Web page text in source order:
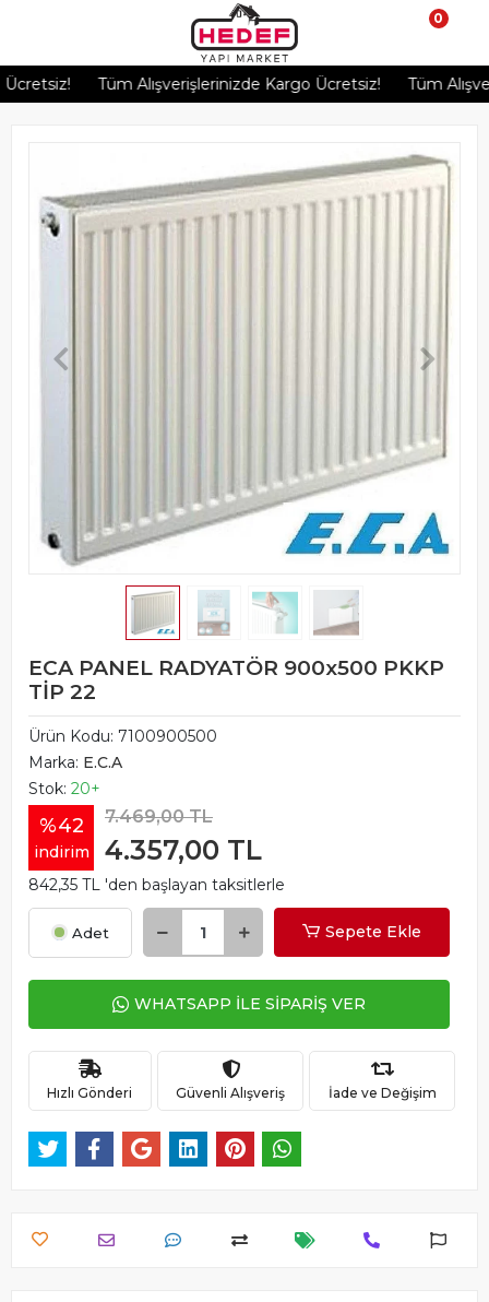
Tüm Alışverişlerinizde Kargo Ücretsiz! Tüm
0
ECA PANEL RADYATÖR 900x500 PKKP
TİP 22
Ürün Kodu: 7100900500
Marka: E.C.A
Stok: 20+
%42
indirim
7.469,00 TL
4.357,00 TL
842,35 TL 'den başlayan taksitlerle
Adet Sepete Ekle
WHATSAPP İLE SİPARİŞ VER
Hızlı Gönderi Güvenli Alışveriş İade ve Değişim